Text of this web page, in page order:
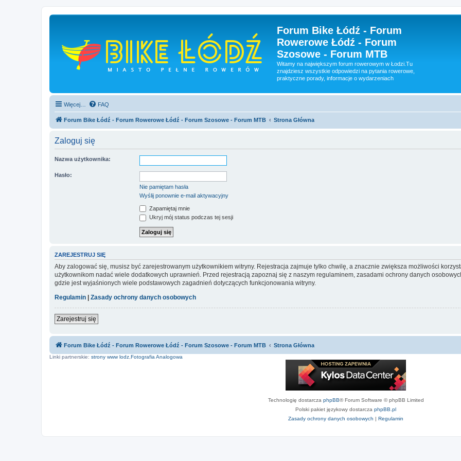
Forum Bike Łódź - Forum
Rowerowe Łódź - Forum
Szosowe - Forum MTB
Witamy na największym forum rowerowym w Łodzi.Tu
znajdziesz wszystkie odpowiedzi na pytania rowerowe,
praktyczne porady, informacje o wydarzeniach
Więcej… FAQ
Forum Bike Łódź - Forum Rowerowe Łódź - Forum Szosowe - Forum MTB Strona Główna
Zaloguj się
Nazwa użytkownika:
Hasło:
Nie pamiętam hasła
Wyślij ponownie e-mail aktywacyjny
Zapamiętaj mnie
Ukryj mój status podczas tej sesji
ZAREJESTRUJ SIĘ
Aby zalogować się, musisz być zarejestrowanym użytkownikiem witryny. Rejestracja zajmuje tylko chwilę, a znacznie zwiększa możliwości
użytkownikom nadać wiele dodatkowych uprawnień. Przed rejestracją zapoznaj się z naszym regulaminem, zasadami ochrony danych
gdzie jest wyjaśnionych wiele podstawowych zagadnień dotyczących funkcjonowania witryny.
Regulamin
Zasady ochrony danych osobowych
Zarejestruj się
Forum Bike Łódź - Forum Rowerowe Łódź - Forum Szosowe - Forum MTB Strona Główna
Linki partnerskie: strony www lodz,Fotografia Analogowa
Technologię dostarcza phpBB® Forum Software © phpBB Limited
Polski pakiet językowy dostarcza phpBB.pl
Zasady ochrony danych osobowych | Regulamin